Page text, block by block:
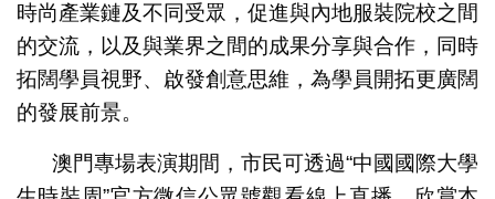
時尚產業鏈及不同受眾，促進與內地服裝院校之間
的交流，以及與業界之間的成果分享與合作，同時
拓闊學員視野、啟發創意思維，為學員開拓更廣闊
的發展前景。
澳門專場表演期間，市民可透過“中國國際大學